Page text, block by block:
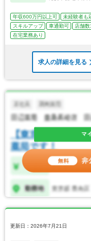
年収600万円以上可 未経験者も
スキルアップ
車通勤可 店舗
在宅業務あり
求人の詳細を見る
更新日：2026年7月21日